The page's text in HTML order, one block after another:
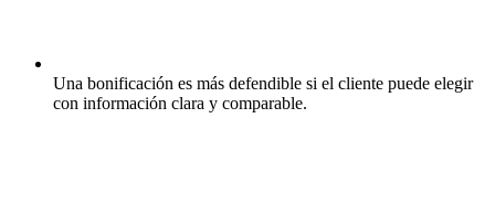
Una bonificación es más defendible si el cliente puede elegir
con información clara y comparable.